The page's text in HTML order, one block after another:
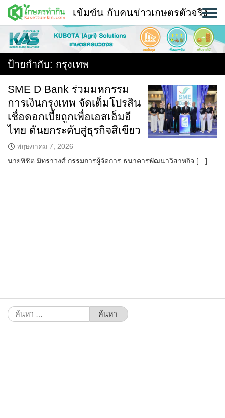
Skip
content
พืช
หน้าแรก
ใคร ทำอะไร ที่ไหน
สถานีข่าววันนี้
เข้มข้น กับคนข่าวเกษตรตัวจริง
ป้ายกำกับ: กรุงเทพ
SME D Bank ร่วมมหกรรม
การเงินกรุงเทพ จัดเต็มโปรสิน
เชื่อดอกเบี้ยถูกเพื่อเอสเอ็มอี
ไทย ดันยกระดับสู่ธุรกิจสีเขียว
พฤษภาคม 7, 2026
นายพิชิต มิทราวงศ์ กรรมการผู้จัดการ ธนาคารพัฒนาวิสาหกิจ […]
ค้นหา
สำหรับ: